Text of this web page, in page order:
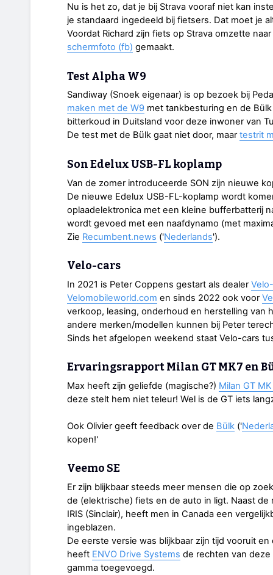
Nu is het zo, dat je bij Strava vooraf niet kan
je standaard ingedeeld bij fietsers. Dat moet je
Voordat Richard zijn fiets op Strava omzette
schermfoto (fb) gemaakt.
Test Alpha W9
Sandiway (Snoek eigenaar) is op bezoek bij
maken met de W9 met tankbesturing en de
bitterkoud in Duitsland voor deze inwoner van
De test met de Bülk gaat niet door, maartestrit
Son Edelux USB-FL koplamp
Van de zomer introduceerde SON zijn nieuwe
De nieuwe Edelux USB-FL-koplamp wordt
oplaadelektronica met een kleine bufferbatterij
wordt gevoed met een naafdynamo (met
Zie Recumbent.news ('Nederlands').
Velo-cars
In 2021 is Peter Coppens gestart als dealer
Velomobileworld.com en sinds 2022 ook voor
verkoop, leasing, onderhoud en herstelling van
andere merken/modellen kunnen bij Peter
Sinds het afgelopen weekend staat Velo-cars
Ervaringsrapport Milan GT MK7 en
Max heeft zijn geliefde (magische?) Milan GT
deze stelt hem niet teleur! Wel is de GT iets
Ook Olivier geeft feedback over de Bülk ('
kopen!'
Veemo SE
Er zijn blijkbaar steeds meer mensen die op
de (elektrische) fiets en de auto in ligt. Naast
IRIS (Sinclair), heeft men in Canada een
ingeblazen.
De eerste versie was blijkbaar zijn tijd vooruit
heeft ENVO Drive Systems de rechten van
gamma toegevoegd.